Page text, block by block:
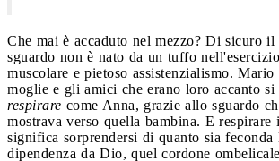
Che mai è accaduto nel mezzo? Di sicuro il
sguardo non è nato da un tuffo
muscolare e pietoso assistenzialismo. Mario
moglie e gli amici che erano loro accanto si
respirare come Anna, grazie allo sguardo
mostrava verso quella bambina. E respirare
significa sorprendersi di quanto sia feconda
dipendenza da Dio, quel cordone